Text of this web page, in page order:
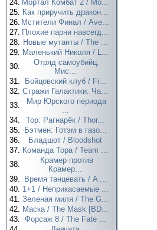
24. Мортал Комбат 2 / Mo...
25. Как приручить дракон...
26. Мстители Финал / Ave...
27. Плохие парни навсегд...
28. Новые мутанты / The ...
29. Маленький Николя / L...
30.
Отряд самоубийц:
Мис...
31.
Бойцовский клуб / Fi...
32. Стражи Галактики. Ча...
33.
Мир Юрского периода
...
34.
Тор: Рагнарёк / Thor...
35.
Бэтмен: Готэм в газо...
36.
Бладшот / Bloodshot
37. Команда Тора / Team ...
38.
Крамер против
Крамер...
39.
Время танцевать / A ...
40. 1+1 / Неприкасаемые ...
41. Зеленая миля / The G...
42. Маска / The Mask [BD...
43. Форсаж 8 / The Fate ...